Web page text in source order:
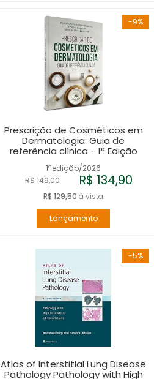
-9%
1ªedição/2026
Prescrição de Cosméticos em
Dermatologia: Guia de
referência clínica - 1ª Edição
R$ 149,00 R$ 134,90
R$ 129,50 à vista
Lançamento
-5%
Atlas of Interstitial Lung Disease
Pathology Pathology with High